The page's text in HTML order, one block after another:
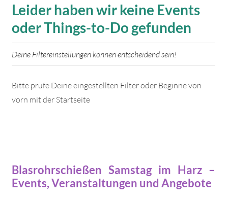
Leider haben wir keine Events
oder Things-to-Do gefunden
Deine Filtereinstellungen können entscheidend sein!
Bitte prüfe Deine eingestellten Filter oder Beginne von
vorn mit der Startseite
Blasrohrschießen Samstag im Harz –
Events, Veranstaltungen und Angebote